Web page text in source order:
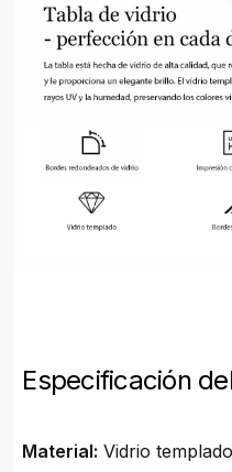
Especificación
Material: Vidrio